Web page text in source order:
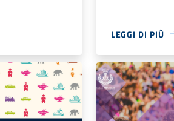
LEGGI DI PIÙ